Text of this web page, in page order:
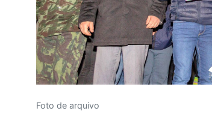
Foto de arquivo